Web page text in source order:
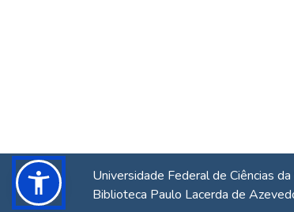
Universidade Federal de Ciências
Biblioteca Paulo Lacerda de